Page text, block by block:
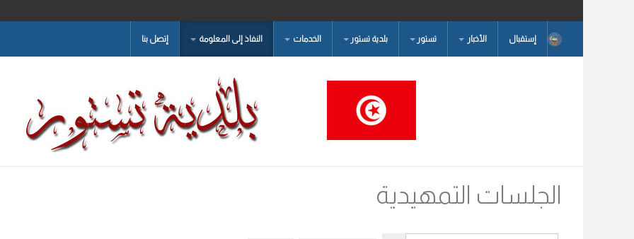
إستقبال الأخبار تستور بلدية تستور الخدمات النفاذ إلى المعلومة إتصل بنا
الجلسات التمهيدية